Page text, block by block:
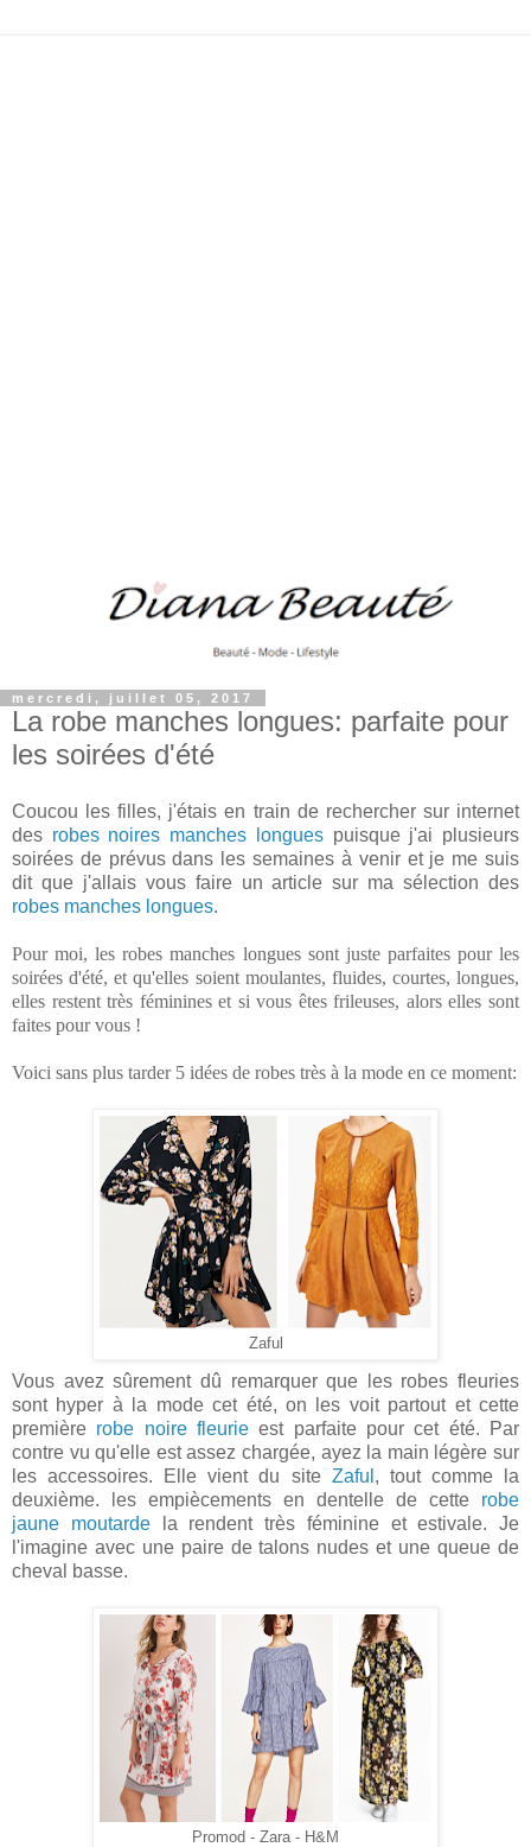
mercredi, juillet 05, 2017
La robe manches longues: parfaite pour
les soirées d'été
Coucou les filles, j'étais en train de rechercher sur internet
des robes noires manches longuespuisque j'ai plusieurs
soirées de prévus dans les semaines à venir et je me suis
dit que j'allais vous faire un article sur ma sélection des
robes manches longues.
Pour moi, les robes manches longues sont juste parfaites pour les
soirées d'été, et qu'elles soient moulantes, fluides, courtes, longues,
elles restent très féminines et si vous êtes frileuses, alors elles sont
faites pour vous !
Voici sans plus tarder 5 idées de robes très à la mode en ce moment:
Zaful
Vous avez sûrement dû remarquer que les robes fleuries
sont hyper à la mode cet été, on les voit partout et cette
première robe noire fleurie est parfaite pour cet été. Par
contre vu qu'elle est assez chargée, ayez la main légère sur
les accessoires. Elle vient du site Zaful , tout comme la
deuxième. les empiècements en dentelle de cette robe
jaune moutardela rendent très féminine et estivale. Je
l'imagine avec une paire de talons nudes et une queue de
cheval basse.
Promod - Zara - H&M